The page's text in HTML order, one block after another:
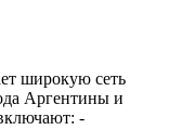
широкую сеть
Аргентины и
-